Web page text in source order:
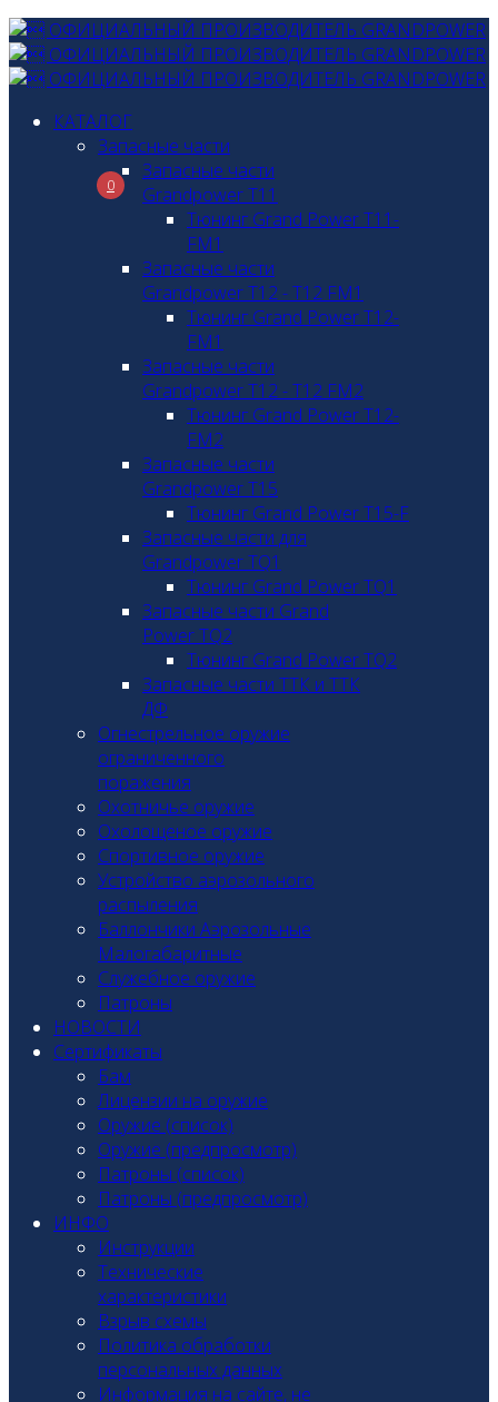
0
КАТАЛОГ
Запасные части
Запасные части
Grandpower T11
Тюнинг Grand Power T11-
FM1
Запасные части
Grandpower T12 - T12 FM1
Тюнинг Grand Power T12-
FM1
Запасные части
Grandpower T12 - T12 FM2
Тюнинг Grand Power T12-
FM2
Запасные части
Grandpower T15
Тюнинг Grand Power T15-F
Запасные части для
Grandpower TQ1
Тюнинг Grand Power TQ1
Запасные части Grand
Power TQ2
Тюнинг Grand Power TQ2
Запасные части ТТК и ТТК
ДФ
Огнестрельное оружие
ограниченного
поражения
Охотничье оружие
Охолощеное оружие
Спортивное оружие
Устройство аэрозольного
распыления
Баллончики Аэрозольные
Малогабаритные
Служебное оружие
Патроны
НОВОСТИ
Сертификаты
Бам
Лицензии на оружие
Оружие (список)
Оружие (предпросмотр)
Патроны (список)
Патроны (предпросмотр)
ИНФО
Инструкции
Технические
характеристики
Взрыв схемы
Политика обработки
персональных данных
Информация на сайте, не